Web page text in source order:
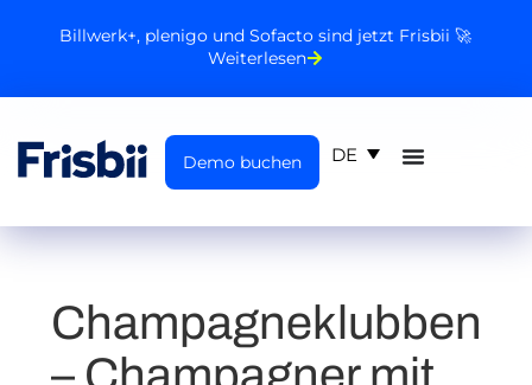
Billwerk+, plenigo und Sofacto sind jetzt Frisbii 🚀
Weiterlesen
Demo buchen DE
Champagneklubben